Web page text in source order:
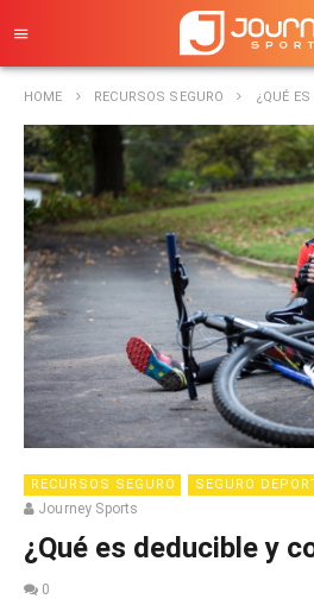
HOME RECURSOS SEGURO ¿QUÉ
RECURSOS SEGURO SEGURO
Journey Sports
¿Qué es deducible y
0